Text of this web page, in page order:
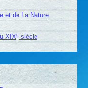
et de La Nature
XIXesiècle